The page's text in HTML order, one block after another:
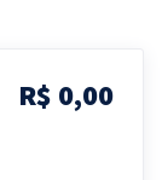
R$ 0,00